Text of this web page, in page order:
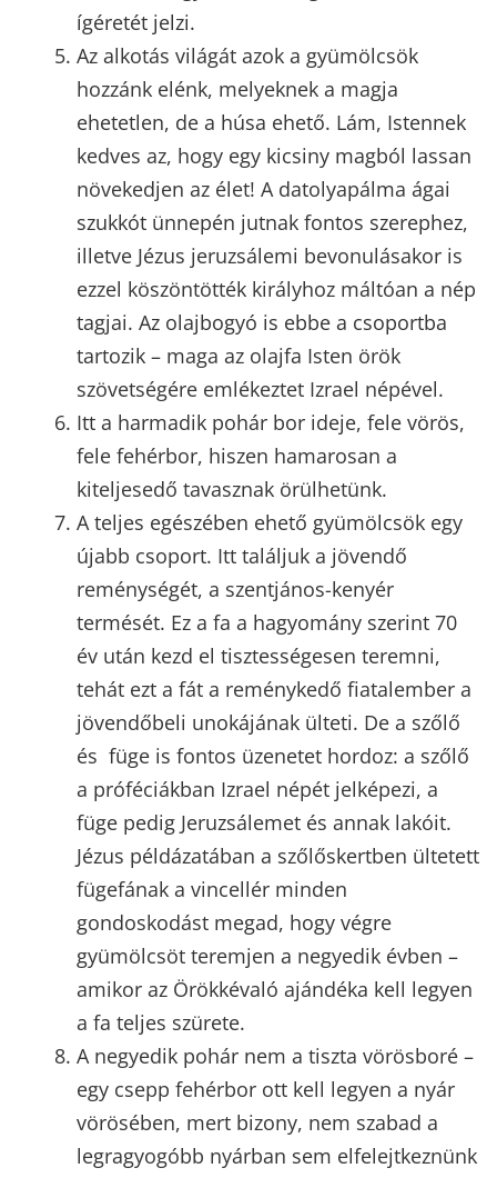
ígéretét jelzi.
Az alkotás világát azok a gyümölcsök
hozzánk elénk, melyeknek a magja
ehetetlen, de a húsa ehető. Lám, Istennek
kedves az, hogy egy kicsiny magból lassan
növekedjen az élet! A datolyapálma ágai
szukkót ünnepén jutnak fontos szerephez,
illetve Jézus jeruzsálemi bevonulásakor is
ezzel köszöntötték királyhoz máltóan a nép
tagjai. Az olajbogyó is ebbe a csoportba
tartozik – maga az olajfa Isten örök
szövetségére emlékeztet Izrael népével.
Itt a harmadik pohár bor ideje, fele vörös,
fele fehérbor, hiszen hamarosan a
kiteljesedő tavasznak örülhetünk.
A teljes egészében ehető gyümölcsök egy
újabb csoport. Itt találjuk a jövendő
reménységét, a szentjános-kenyér
termését. Ez a fa a hagyomány szerint 70
év után kezd el tisztességesen teremni,
tehát ezt a fát a reménykedő fiatalember a
jövendőbeli unokájának ülteti. De a szőlő
és füge is fontos üzenetet hordoz: a szőlő
a próféciákban Izrael népét jelképezi, a
füge pedig Jeruzsálemet és annak lakóit.
Jézus példázatában a szőlőskertben ültetett
fügefának a vincellér minden
gondoskodást megad, hogy végre
gyümölcsöt teremjen a negyedik évben –
amikor az Örökkévaló ajándéka kell legyen
a fa teljes szürete.
A negyedik pohár nem a tiszta vörösboré –
egy csepp fehérbor ott kell legyen a nyár
vörösében, mert bizony, nem szabad a
legragyogóbb nyárban sem elfelejtkeznünk